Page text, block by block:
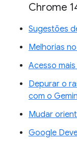
Chrome
Sugestões
Melhorias
Acesso
Depurar o
com o
Mudar
Google